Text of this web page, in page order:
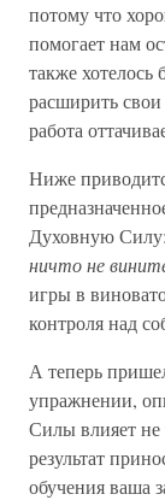
потому что
помогает нам
также
расширить
работа
Ниже
Духовную
ничто не
игры в
контроля над
А теперь
упражнении,
Силы влияет не
результат
обучения ваша